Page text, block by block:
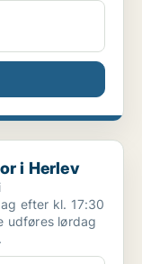
i Herlev
efter kl. 17:30
udføres lørdag